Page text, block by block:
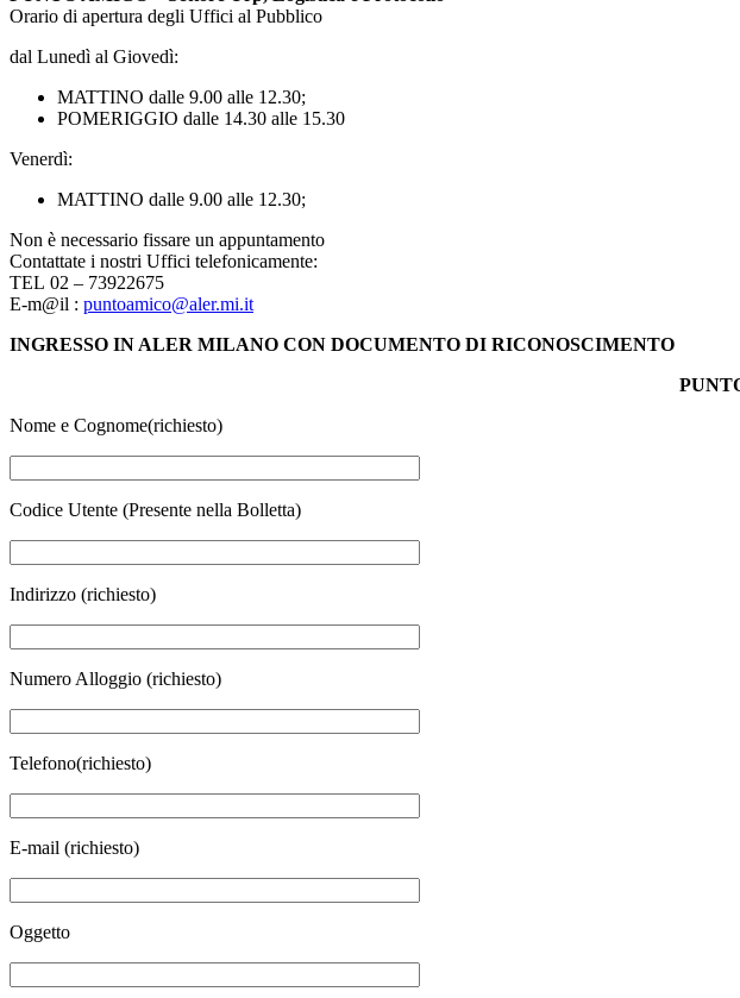
Orario di apertura degli Uffici al Pubblico
dal Lunedì al Giovedì:
MATTINO dalle 9.00 alle 12.30;
POMERIGGIO dalle 14.30 alle 15.30
Venerdì:
MATTINO dalle 9.00 alle 12.30;
Non è necessario fissare un appuntamento
Contattate i nostri Uffici telefonicamente:
TEL 02 – 73922675
E-m@il : puntoamico@aler.mi.it
INGRESSO IN ALER MILANO CON DOCUMENTO DI RICONOSCIMENTO
Nome e Cognome(richiesto)
Codice Utente (Presente nella Bolletta)
Indirizzo (richiesto)
Numero Alloggio (richiesto)
Telefono(richiesto)
E-mail (richiesto)
Oggetto